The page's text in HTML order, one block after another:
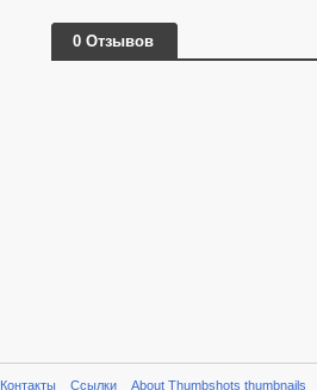
0 Отзывов
Контакты Ссылки About Thumbshots thumbnails